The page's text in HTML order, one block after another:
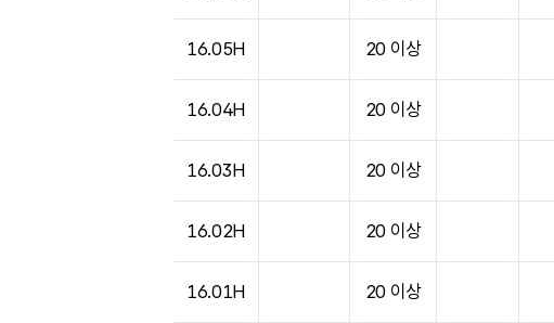
16.05H 20 이상
16.04H 20 이상
16.03H 20 이상
16.02H 20 이상
16.01H 20 이상